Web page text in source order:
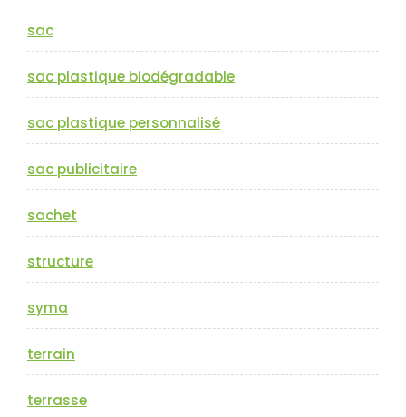
sac
sac plastique biodégradable
sac plastique personnalisé
sac publicitaire
sachet
structure
syma
terrain
terrasse